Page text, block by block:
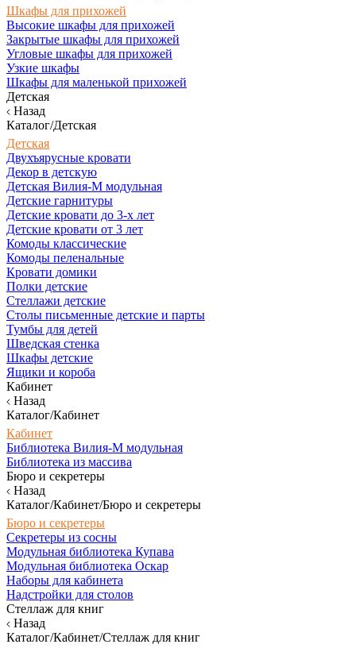
Шкафы для прихожей
Высокие шкафы для прихожей
Закрытые шкафы для прихожей
Угловые шкафы для прихожей
Узкие шкафы
Шкафы для маленькой прихожей
Детская
Назад
Каталог/Детская
Детская
Двухъярусные кровати
Декор в детскую
Детская Вилия-М модульная
Детские гарнитуры
Детские кровати до 3-х лет
Детские кровати от 3 лет
Комоды классические
Комоды пеленальные
Кровати домики
Полки детские
Стеллажи детские
Столы письменные детские и парты
Тумбы для детей
Шведская стенка
Шкафы детские
Ящики и короба
Кабинет
Назад
Каталог/Кабинет
Кабинет
Библиотека Вилия-М модульная
Библиотека из массива
Бюро и секретеры
Назад
Каталог/Кабинет/Бюро и секретеры
Бюро и секретеры
Секретеры из сосны
Модульная библиотека Купава
Модульная библиотека Оскар
Наборы для кабинета
Надстройки для столов
Стеллаж для книг
Назад
Каталог/Кабинет/Стеллаж для книг